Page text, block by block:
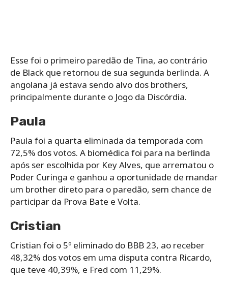
Esse foi o primeiro paredão de Tina, ao contrário
de Black que retornou de sua segunda berlinda. A
angolana já estava sendo alvo dos brothers,
principalmente durante o Jogo da Discórdia.
Paula
Paula foi a quarta eliminada da temporada com
72,5% dos votos. A biomédica foi para na berlinda
após ser escolhida por Key Alves, que arrematou o
Poder Curinga e ganhou a oportunidade de mandar
um brother direto para o paredão, sem chance de
participar da Prova Bate e Volta.
Cristian
Cristian foi o 5º eliminado do BBB 23, ao receber
48,32% dos votos em uma disputa contra Ricardo,
que teve 40,39%, e Fred com 11,29%.